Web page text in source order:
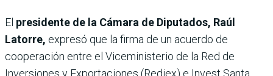
El presidente de la Cámara de Diputados, Raúl
Latorre, expresó que la firma de un acuerdo de
cooperación entre el Viceministerio de la Red de
Inversiones y Exportaciones (Rediex) e Invest Santa